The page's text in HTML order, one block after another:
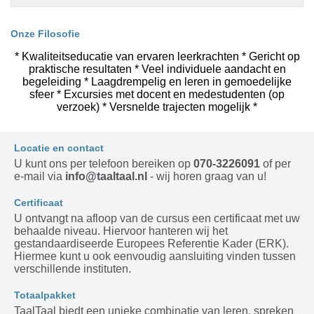
Onze Filosofie
* Kwaliteitseducatie van ervaren leerkrachten * Gericht op
praktische resultaten * Veel individuele aandacht en
begeleiding * Laagdrempelig en leren in gemoedelijke
sfeer * Excursies met docent en medestudenten (op
verzoek) * Versnelde trajecten mogelijk *
Locatie en contact
U kunt ons per telefoon bereiken op 070-3226091 of per
e-mail via info@taaltaal.nl - wij horen graag van u!
Certificaat
U ontvangt na afloop van de cursus een certificaat met uw
behaalde niveau. Hiervoor hanteren wij het
gestandaardiseerde Europees Referentie Kader (ERK).
Hiermee kunt u ook eenvoudig aansluiting vinden tussen
verschillende instituten.
Totaalpakket
TaalTaal biedt een unieke combinatie van leren, spreken